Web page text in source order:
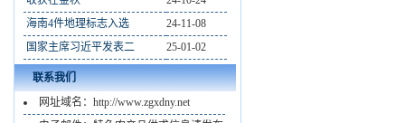
海南4件地理标志入选
24-11-08
国家主席习近平发表二
25-01-02
联系我们
网址域名：http://www.zgxdny.net